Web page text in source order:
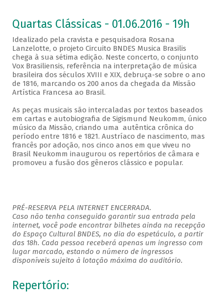
Quartas Clássicas - 01.06.2016 - 19h
Idealizado pela cravista e pesquisadora Rosana
Lanzelotte, o projeto Circuito BNDES Musica Brasilis
chega à sua sétima edição. Neste concerto, o conjunto
Vox Brasiliensis, referência na interpretação de música
brasileira dos séculos XVIII e XIX, debruça-se sobre o ano
de 1816, marcando os 200 anos da chegada da Missão
Artística Francesa ao Brasil.
As peças musicais são intercaladas por textos baseados
em cartas e autobiografia de Sigismund Neukomm, único
músico da Missão, criando uma autêntica crônica do
período entre 1816 e 1821. Austríaco de nascimento, mas
francês por adoção, nos cinco anos em que viveu no
Brasil Neukomm inaugurou os repertórios de câmara e
promoveu a fusão dos gêneros clássico e popular.
PRÉ-RESERVA PELA INTERNET ENCERRADA.
Caso não tenha conseguido garantir sua entrada pela
internet, você pode encontrar bilhetes ainda na recepção
do Espaço Cultural BNDES, no dia do espetáculo, a partir
das 18h. Cada pessoa receberá apenas um ingresso com
lugar marcado, estando o número de ingressos
disponíveis sujeito à lotação máxima do auditório.
Repertório: